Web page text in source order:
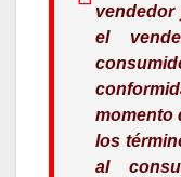
vendedor
el
momento
los
al